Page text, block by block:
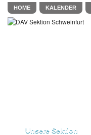
HOME KALENDER
Unsere Sektion